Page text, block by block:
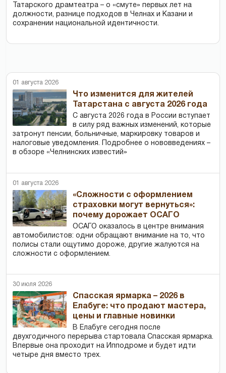
Татарского драмтеатра – о «смуте» первых лет на
должности, разнице подходов в Челнах и Казани и
сохранении национальной идентичности.
01 августа 2026
Что изменится для жителей
Татарстана с августа 2026 года
С августа 2026 года в России вступает
в силу ряд важных изменений, которые
затронут пенсии, больничные, маркировку товаров и
налоговые уведомления. Подробнее о нововведениях –
в обзоре «Челнинских известий»
01 августа 2026
«Сложности с оформлением
страховки могут вернуться»:
почему дорожает ОСАГО
ОСАГО оказалось в центре внимания
автомобилистов: одни обращают внимание на то, что
полисы стали ощутимо дороже, другие жалуются на
сложности с оформлением.
30 июля 2026
Спасская ярмарка – 2026 в
Елабуге: что продают мастера,
цены и главные новинки
В Елабуге сегодня после
двухгодичного перерыва стартовала Спасская ярмарка.
Впервые она проходит на Ипподроме и будет идти
четыре дня вместо трех.